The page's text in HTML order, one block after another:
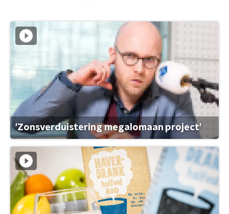
'Zonsverduistering megalomaan project'